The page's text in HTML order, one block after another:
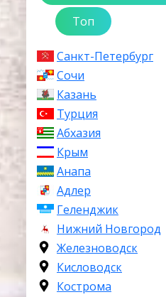
Топ
Санкт-Петербург
Сочи
Казань
Турция
Абхазия
Крым
Анапа
Адлер
Геленджик
Нижний Новгород
Железноводск
Кисловодск
Кострома